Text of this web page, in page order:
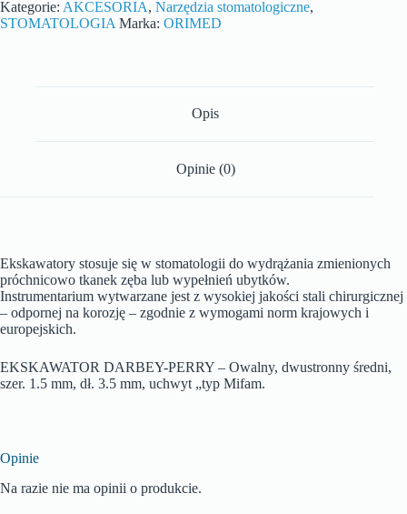
Kategorie: AKCESORIA, Narzędzia stomatologiczne,
STOMATOLOGIA Marka: ORIMED
Opis
Opinie (0)
Ekskawatory stosuje się w stomatologii do wydrążania zmienionych
próchnicowo tkanek zęba lub wypełnień ubytków.
Instrumentarium wytwarzane jest z wysokiej jakości stali chirurgicznej
– odpornej na korozję – zgodnie z wymogami norm krajowych i
europejskich.
EKSKAWATOR DARBEY-PERRY – Owalny, dwustronny średni,
szer. 1.5 mm, dł. 3.5 mm, uchwyt „typ Mifam.
Opinie
Na razie nie ma opinii o produkcie.